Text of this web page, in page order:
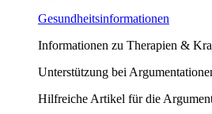
Gesundheitsinformationen
Informationen zu Therapien &
Unterstützung bei
Hilfreiche Artikel für die